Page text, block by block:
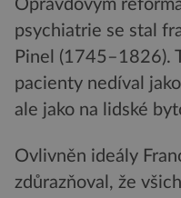
Opravdovým
psychiatrie se stal
Pinel (1745–1826).
pacienty nedíval
ale jako na lidské
Ovlivněn ideály
zdůrazňoval, že